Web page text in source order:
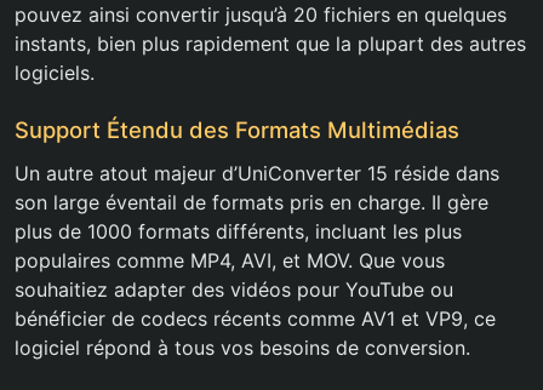
pouvez ainsi convertir jusqu’à 20 fichiers en quelques
instants, bien plus rapidement que la plupart des autres
logiciels.
Support Étendu des Formats Multimédias
Un autre atout majeur d’UniConverter 15 réside dans
son large éventail de formats pris en charge. Il gère
plus de 1000 formats différents, incluant les plus
populaires comme MP4, AVI, et MOV. Que vous
souhaitiez adapter des vidéos pour YouTube ou
bénéficier de codecs récents comme AV1 et VP9, ce
logiciel répond à tous vos besoins de conversion.